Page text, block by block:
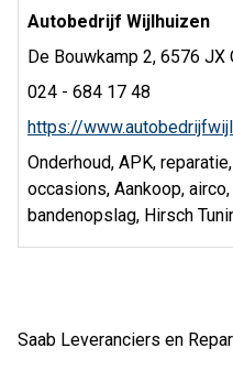
Autobedrijf Wijlhuizen
De Bouwkamp 2, 6576 JX
024 - 684 17 48
https://
Onderhoud, APK, reparatie,
occasions, Aankoop, airco,
bandenopslag, Hirsch
Saab Leveranciers en